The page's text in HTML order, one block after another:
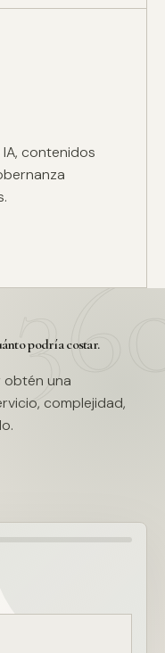
contenidos
podría costar.
obtén una
complejidad,